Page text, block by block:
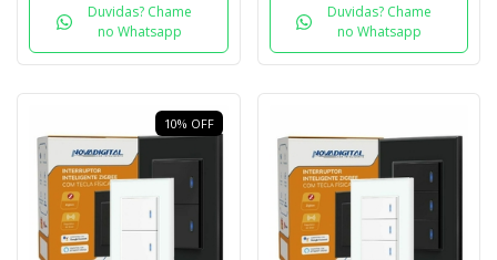
Duvidas? Chame
no Whatsapp
Duvidas? Chame
no Whatsapp
10% OFF